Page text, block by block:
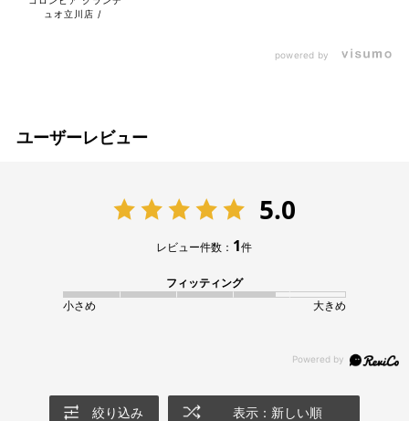
ュオ立川店
powered by
ユーザーレビュー
5.0
レビュー件数： 1件
フィッティング
小さめ
大きめ
絞り込み 表示：新しい順